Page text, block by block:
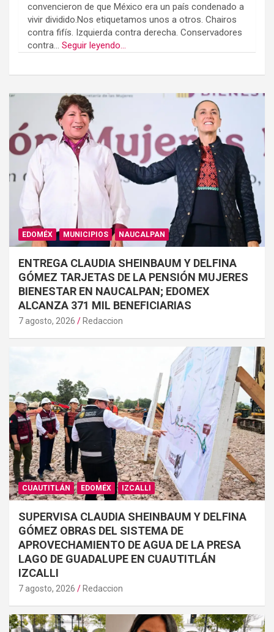
convencieron de que México era un país condenado a
vivir dividido.Nos etiquetamos unos a otros. Chairos
contra fifís. Izquierda contra derecha. Conservadores
contra... Seguir leyendo...
EDOMÉX MUNICIPIOS NAUCALPAN
ENTREGA CLAUDIA SHEINBAUM Y DELFINA
GÓMEZ TARJETAS DE LA PENSIÓN MUJERES
BIENESTAR EN NAUCALPAN; EDOMEX
ALCANZA 371 MIL BENEFICIARIAS
7 agosto, 2026 Redaccion
CUAUTITLÁN EDOMÉX IZCALLI
SUPERVISA CLAUDIA SHEINBAUM Y DELFINA
GÓMEZ OBRAS DEL SISTEMA DE
APROVECHAMIENTO DE AGUA DE LA PRESA
LAGO DE GUADALUPE EN CUAUTITLÁN
IZCALLI
7 agosto, 2026 Redaccion